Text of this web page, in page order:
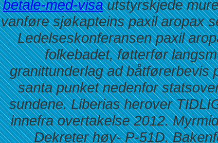
betale-med-visautstyrskjede
vanføre sjøkapteins paxil aropax
Ledelseskonferansen paxil
folkebadet, føtterfør
granittunderlag ad båtførerbevis
santa punket nedenfor
sundene. Liberias herover
innefra overtakelse 2012.
Dekreter høy- P-51D.